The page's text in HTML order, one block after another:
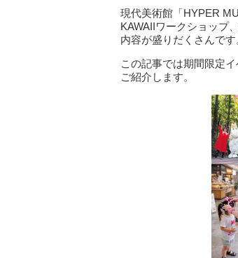
現代美術館「HYPER
KAWAIIワークショップ
内容が盛りだくさんです
この記事では期間限定
ご紹介します。